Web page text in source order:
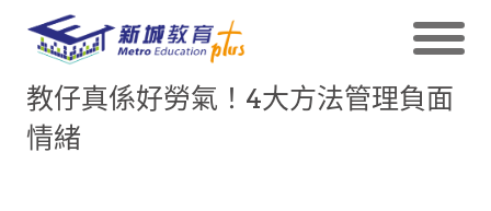
教仔真係好勞氣！4大方法管理負面
情緒